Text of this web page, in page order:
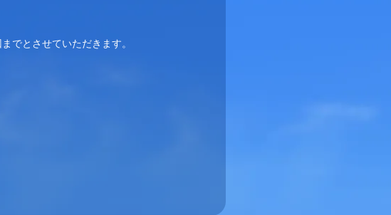
でとさせていただきます。